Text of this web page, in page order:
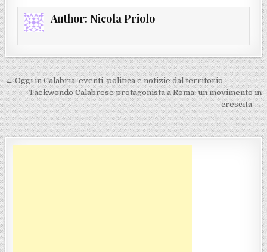
Author: Nicola Priolo
Navigazione articoli
← Oggi in Calabria: eventi, politica e notizie dal territorio
Taekwondo Calabrese protagonista a Roma: un movimento in
crescita →